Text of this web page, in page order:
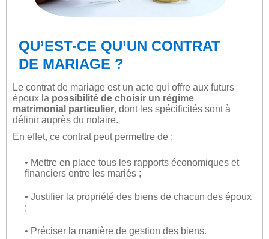
QU’EST-CE QU’UN CONTRAT
DE MARIAGE ?
Le contrat de mariage est un acte qui offre aux futurs
époux la possibilité de choisir un régime
matrimonial particulier, dont les spécificités sont à
définir auprès du notaire.
En effet, ce contrat peut permettre de :
• Mettre en place tous les rapports économiques et
financiers entre les mariés ;
• Justifier la propriété des biens de chacun des époux
;
• Préciser la manière de gestion des biens.